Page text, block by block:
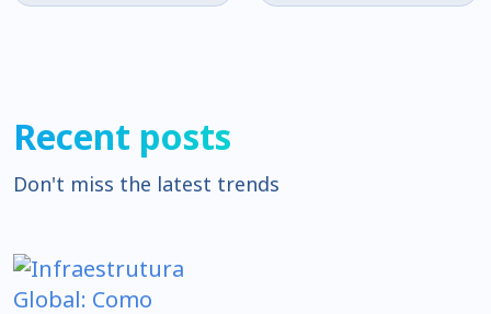
Recent posts
Don't miss the latest trends